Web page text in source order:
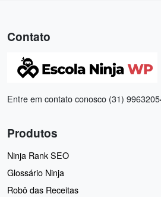
Contato
Entre em contato conosco (31)
Produtos
Ninja Rank SEO
Glossário Ninja
Robô das Receitas